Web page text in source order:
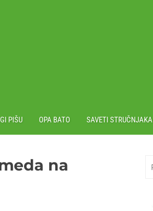
PIŠU OPA BATO SAVETI STRUČNJAKA
na
za: